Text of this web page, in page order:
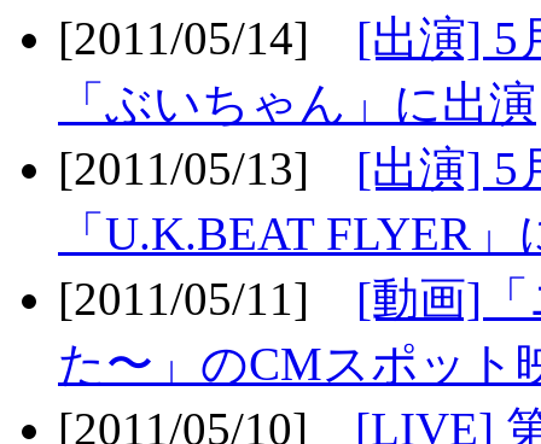
[2011/05/14] [出演] 5
「ぶいちゃん」に出演
[2011/05/13] [出演] 5
「U.K.BEAT FLYER
[2011/05/11] [動画]
た〜」のCMスポット
[2011/05/10] [LIVE]